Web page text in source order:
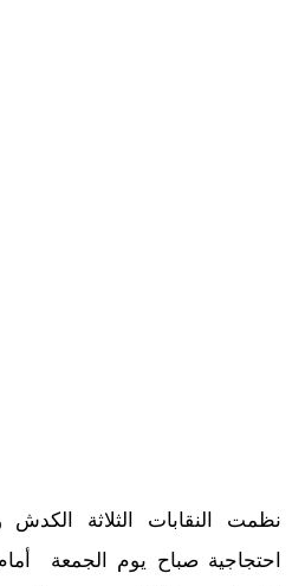
نظمت النقابات الثلاثة
احتجاجية صباح يوم الجمعة